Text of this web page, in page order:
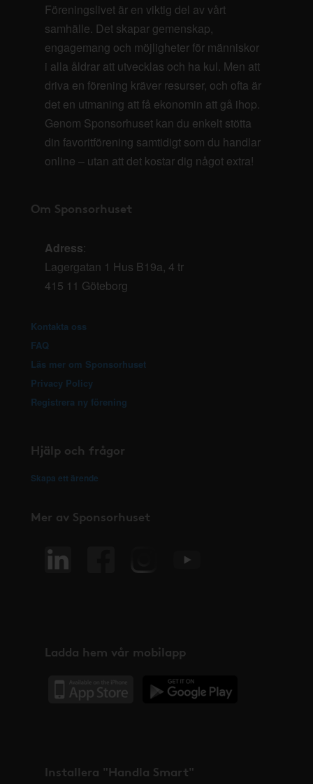
Föreningslivet är en viktig del av vårt
samhälle. Det skapar gemenskap,
engagemang och möjligheter för människor
i alla åldrar att utvecklas och ha kul. Men att
driva en förening kräver resurser, och ofta är
det en utmaning att få ekonomin att gå ihop.
Genom Sponsorhuset kan du enkelt stötta
din favoritförening samtidigt som du handlar
online – utan att det kostar dig något extra!
Om Sponsorhuset
Adress:
Lagergatan 1 Hus B19a, 4 tr
415 11 Göteborg
Kontakta oss
FAQ
Läs mer om Sponsorhuset
Privacy Policy
Registrera ny förening
Hjälp och frågor
Skapa ett ärende
Mer av Sponsorhuset
Ladda hem vår mobilapp
Installera "Handla Smart"